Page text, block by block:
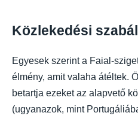
Közlekedési
Egyesek szerint a Faial-
élmény, amit valaha átéltek.
betartja ezeket az alapvető
(ugyanazok, mint